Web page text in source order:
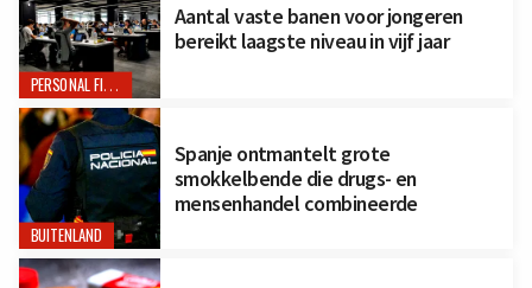
PERSONAL FINANCE
Aantal vaste banen voor jongeren
bereikt laagste niveau in vijf jaar
BUITENLAND
Spanje ontmantelt grote
smokkelbende die drugs- en
mensenhandel combineerde